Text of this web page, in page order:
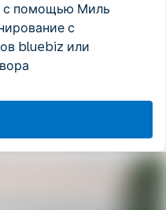
с помощью Миль
с
bluebiz или